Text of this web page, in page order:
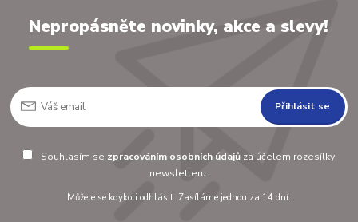
Nepropásněte novinky, akce a slevy!
Přihlásit se
Souhlasím se zpracováním osobních údajů za účelem rozesílky
newsletteru.
Můžete se kdykoli odhlásit. Zasíláme jednou za 14 dní.